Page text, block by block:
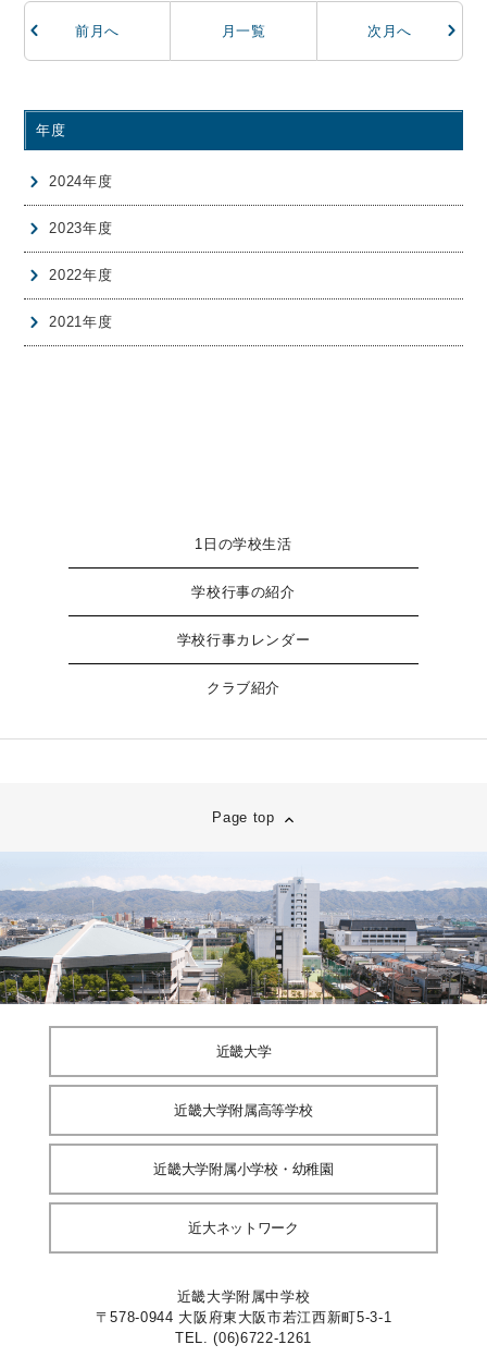
前月へ 月一覧 次月へ
年度
2024年度
2023年度
2022年度
2021年度
1日の学校生活
学校行事の紹介
学校行事カレンダー
クラブ紹介
Page top
近畿大学
近畿大学附属高等学校
近畿大学附属小学校・幼稚園
近大ネットワーク
近畿大学附属中学校
〒578-0944 大阪府東大阪市若江西新町5-3-1
TEL. (06)6722-1261